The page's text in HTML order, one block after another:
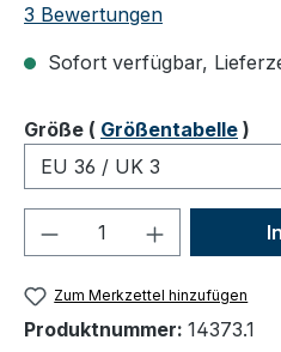
Durchschnittliche
3 Bewertungen
Sofort verfügbar,
Größeauswählen
( Größentabelle )
Produkt Anzahl:
Zum Merkzettel hinzufügen
Produktnummer: 14373.1